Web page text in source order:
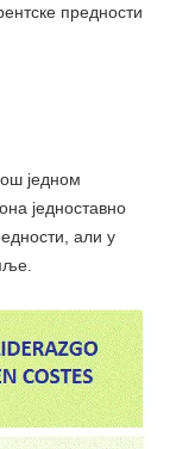
предности
једном
једноставно
али у